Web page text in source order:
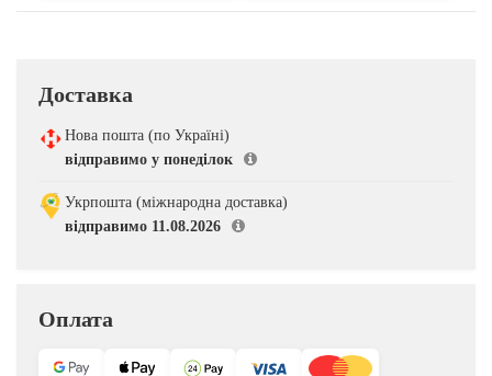
Доставка
Нова пошта (по Україні)
відправимо у понеділок
Укрпошта (міжнародна доставка)
відправимо 11.08.2026
Оплата